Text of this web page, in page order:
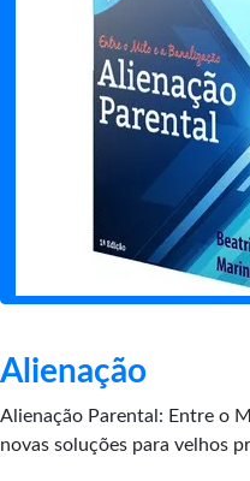
Alienação
Alienação Parental: Entre o
novas soluções para velhos